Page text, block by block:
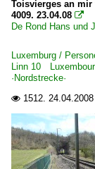
Toisvierges an
4009. 23.04.08 
De Rond Hans und
Luxemburg /
Linn 10
·Nordstrecke·
 1512. 24.04.2008